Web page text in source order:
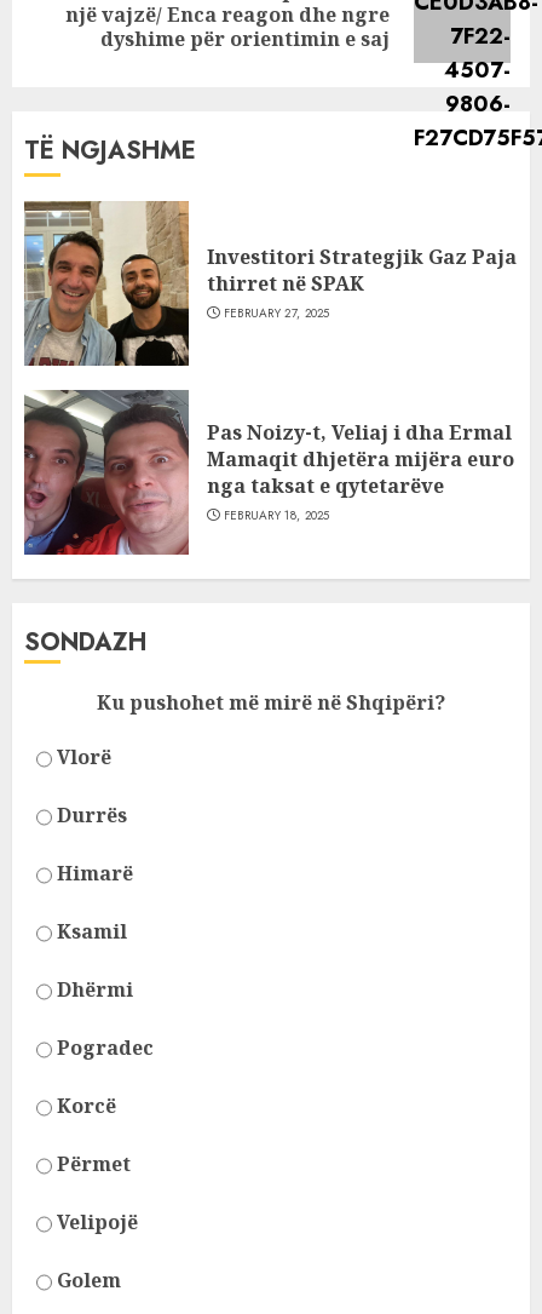
Nextnjë vajzë/ Enca reagon dhe ngre
dyshime për orientimin e saj
TË NGJASHME
Investitori Strategjik Gaz Paja
thirret në SPAK
FEBRUARY 27, 2025
Pas Noizy-t, Veliaj i dha Ermal
Mamaqit dhjetëra mijëra euro
nga taksat e qytetarëve
FEBRUARY 18, 2025
SONDAZH
Ku pushohet më mirë në Shqipëri?
Vlorë
Durrës
Himarë
Ksamil
Dhërmi
Pogradec
Korcë
Përmet
Velipojë
Golem